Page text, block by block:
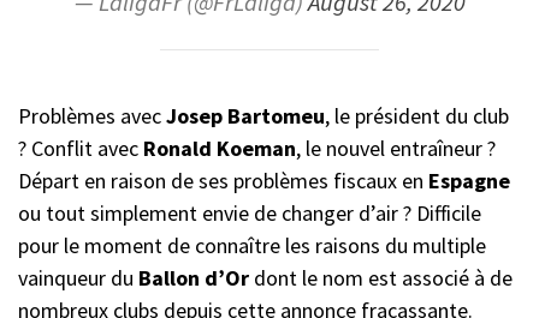
Problèmes avecJosep Bartomeu, le président du club
? Conflit avec Ronald Koeman, le nouvel entraîneur ?
Départ en raison de ses problèmes fiscaux en Espagne
ou tout simplement envie de changer d’air ? Difficile
pour le moment de connaître les raisons du multiple
vainqueur du Ballon d’Or dont le nom est associé à de
nombreux clubs depuis cette annonce fracassante.